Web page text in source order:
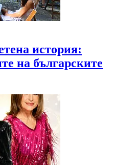
история:
на българските